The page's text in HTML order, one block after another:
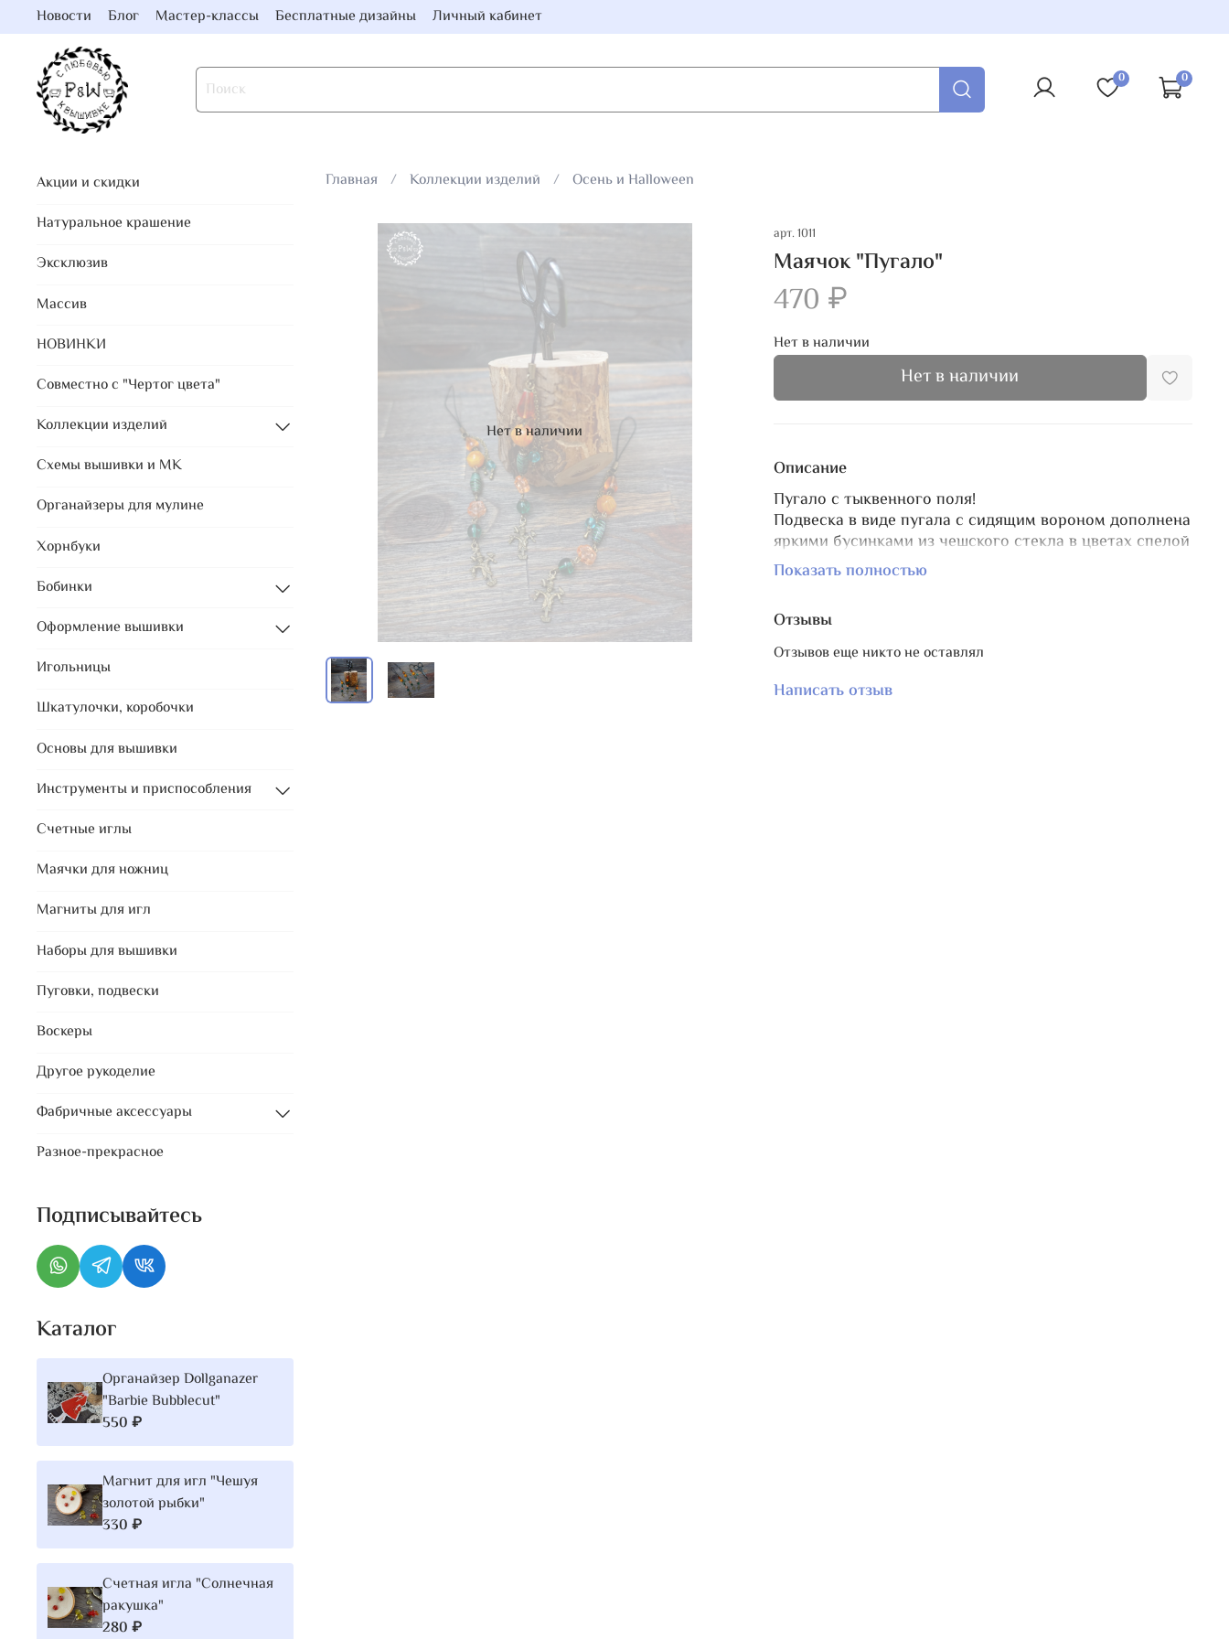
Новости Блог Мастер-классы Бесплатные дизайны Личный кабинет
0 0
Главная Коллекции изделий Осень и Halloween
Нет в наличии
арт.1011
Маячок "Пугало"
470 ₽
Нет в наличии
Нет в наличии
Описание
Пугало с тыквенного поля!
Подвеска в виде пугала с сидящим вороном дополнена
яркими бусинками из чешского стекла в цветах спелой
тыквы: ярко-оранжевом и изумрудно-зеленом.
Показать полностью
Отзывы
Отзывов еще никто не оставлял
Написать отзыв
Акции и скидки
Натуральное крашение
Эксклюзив
Массив
НОВИНКИ
Совместно с "Чертог цвета"
Коллекции изделий
Схемы вышивки и МК
Органайзеры для мулине
Хорнбуки
Бобинки
Оформление вышивки
Игольницы
Шкатулочки, коробочки
Основы для вышивки
Инструменты и приспособления
Счетные иглы
Маячки для ножниц
Магниты для игл
Наборы для вышивки
Пуговки, подвески
Воскеры
Другое рукоделие
Фабричные аксессуары
Разное-прекрасное
Подписывайтесь
Каталог
Органайзер Dollganazer
"Barbie Bubblecut"
550 ₽
Магнит для игл "Чешуя
золотой рыбки"
330 ₽
Счетная игла "Солнечная
ракушка"
280 ₽